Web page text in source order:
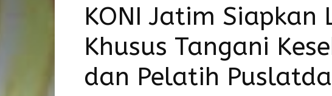
Timur
KONI Jatim Siapkan
Khusus Tangani
dan Pelatih